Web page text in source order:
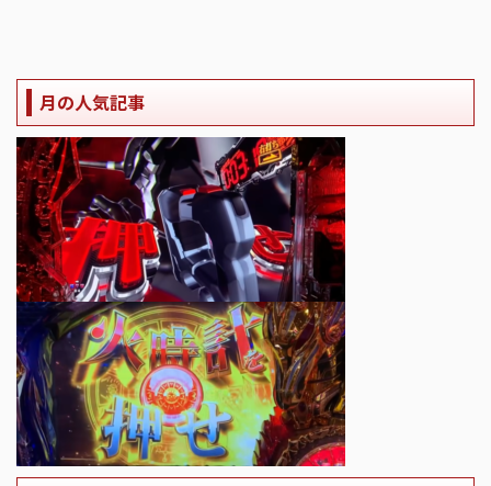
月の人気記事